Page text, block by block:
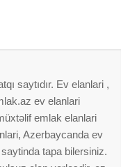
saytıdır. Ev elanlari ,
ev elanlari
emlak elanlari
Azerbaycanda ev
tapa bilersiniz.